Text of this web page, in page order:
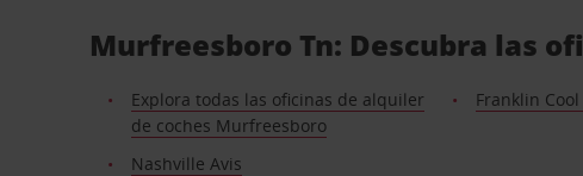
Murfreesboro Tn: Descubra las
Explora todas las oficinas de alquiler
de coches Murfreesboro
Franklin
Nashville Avis